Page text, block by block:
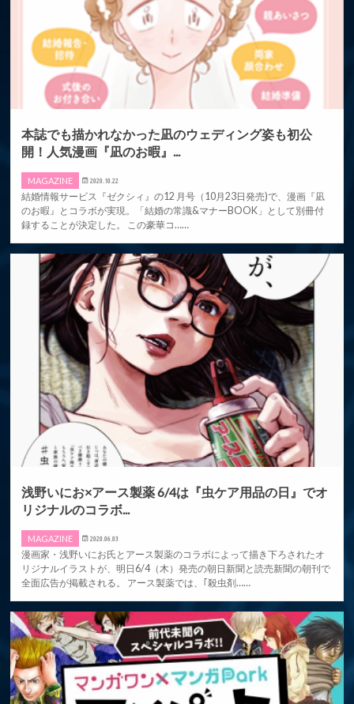
本誌でも描かれなかった凪のウェディング姿も初公
開！人気漫画『凪のお暇』...
MAGAZINE 2020.10.22
結婚情報サービス『ゼクシィ』の12 月号（10月23日発売)で、漫画『凪
のお暇』とコラボが実現。「結婚の常識&マナーBOOK」として別冊付
録することが決定した。 この豪華コ……
浅野いにお×アース製薬 6/4は『虫ケア用品の日』でオ
リジナルのコラボ...
MAGAZINE 2020.06.03
漫画家・浅野いにお氏とアース製薬のコラボによって描き下ろされたオ
リジナルイラストが、明日6/4（木）発売の朝日新聞と読売新聞の朝刊で
全面広告が掲載される。 アース製薬では、｢殺虫剤……